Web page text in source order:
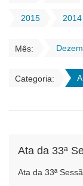
2015 2014
Mês:
Categoria:
Ata da 33ª